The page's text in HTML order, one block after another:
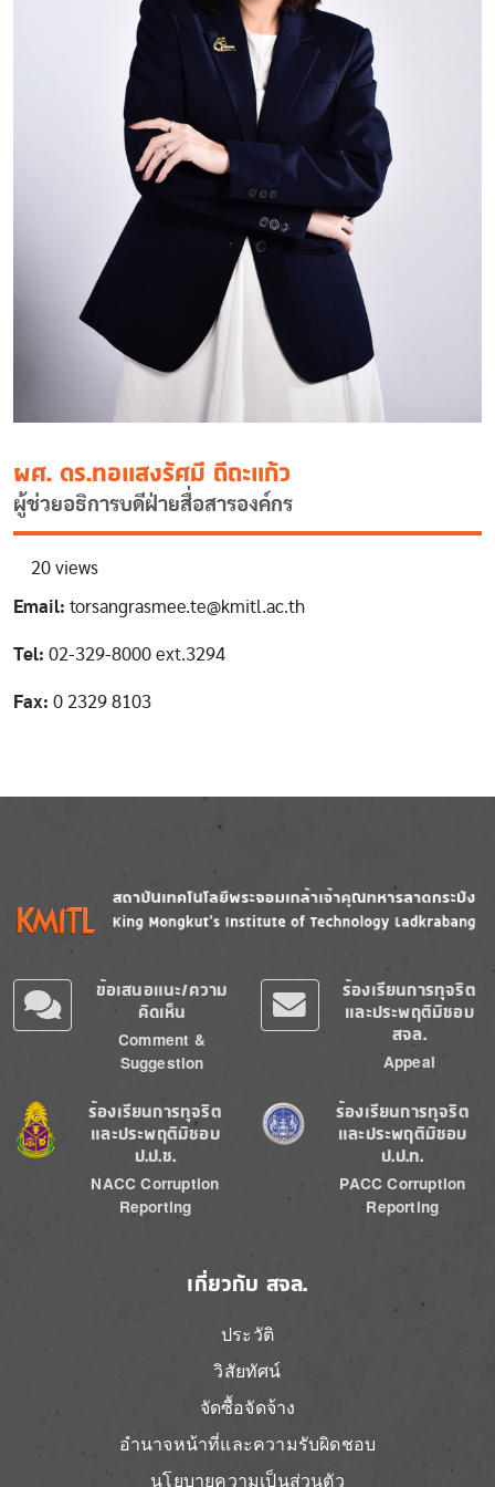
ผศ. ดร.ทอแสงรัศมี ถีถะแก้ว
ผู้ช่วยอธิการบดีฝ่ายสื่อสารองค์กร
20 views
Email: torsangrasmee.te@kmitl.ac.th
Tel: 02-329-8000 ext.3294
Fax: 0 2329 8103
Image
ข้อเสนอแนะ/ความ
คิดเห็น
Comment &
Suggestion
ร้องเรียนการทุจริต
และประพฤติมิชอบ
สจล.
Appeal
Image
ร้องเรียนการทุจริต
และประพฤติมิชอบ
ป.ป.ช.
NACC Corruption
Reporting
Image
ร้องเรียนการทุจริต
และประพฤติมิชอบ
ป.ป.ท.
PACC Corruption
Reporting
เกี่ยวกับ สจล.
ประวัติ
วิสัยทัศน์
จัดซื้อจัดจ้าง
อำนาจหน้าที่และความรับผิดชอบ
นโยบายความเป็นส่วนตัว